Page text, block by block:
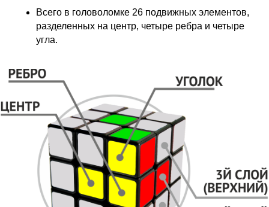
Всего в головоломке 26 подвижных элементов,
разделенных на центр, четыре ребра и четыре
угла.